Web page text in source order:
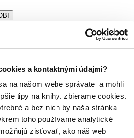
a kontaktnými údajmi?
na našom webe správate, a mohli
tipy na knihy, zbierame cookies.
a bez nich by naša stránka
toho používame analytické
zisťovať, ako náš web
alebo mobil? Stiahnite si do nich e-knihu:
ešte aj ušetríte život stromom. Viac
cezKnihovrátoka je mierne
knihe už síce poznať, že ju niekto
prebal, nie je však poškodená tak, aby
zážitok z jej obsahu. Knihu sme